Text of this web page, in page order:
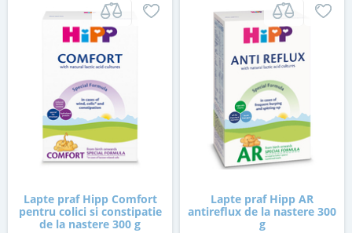
Lapte praf Hipp Comfort
pentru colici si constipatie
de la nastere 300 g
Lapte praf Hipp AR
antireflux de la nastere 300
g